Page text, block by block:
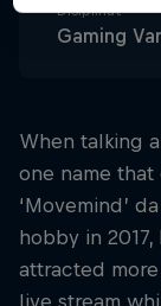
Disiplinat
Gaming
When talking
one name
‘Movemind’
hobby in
attracted
live stream